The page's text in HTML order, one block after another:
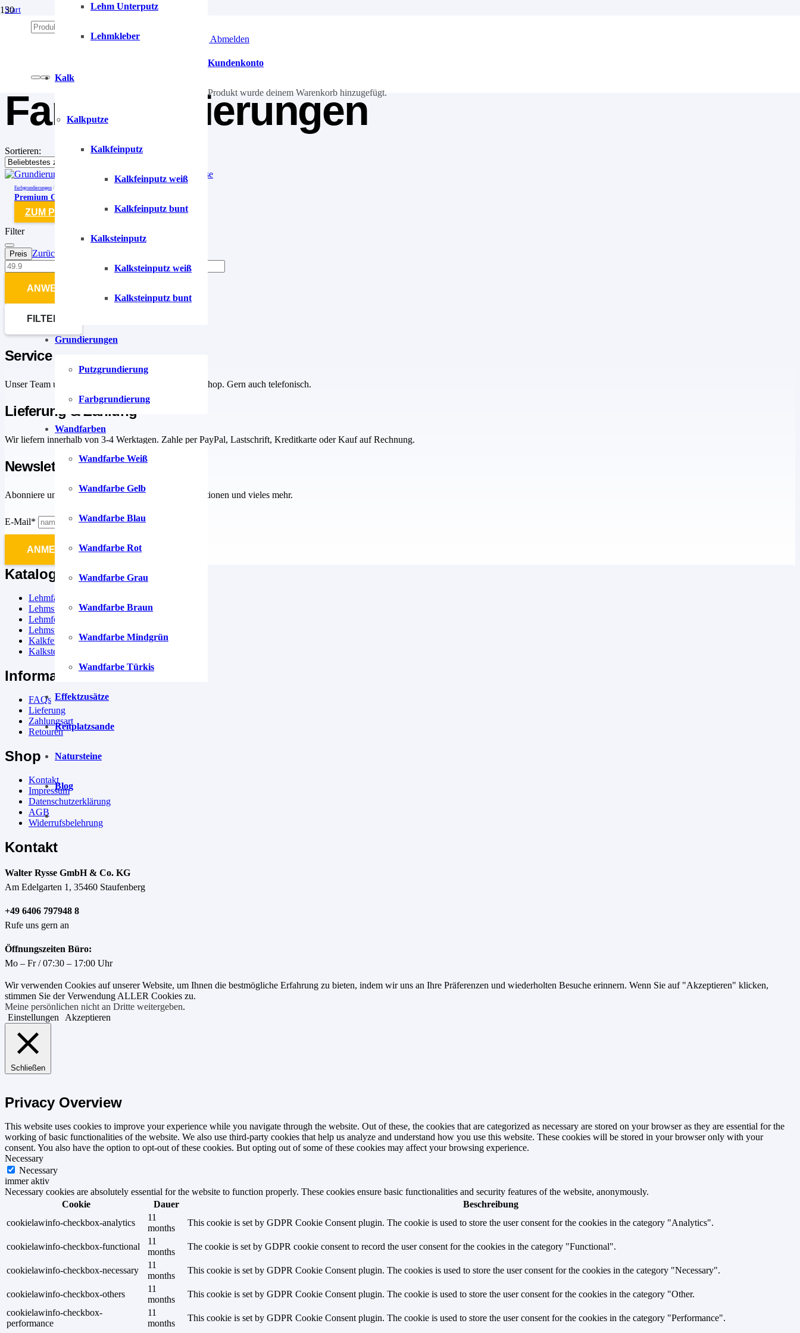
Anmelden | Abmelden
Lehm Unterputz
Lehmkleber
Kalk
Kalkputze
Kalkfeinputz
Kalkfeinputz weiß
Kalkfeinputz bunt
Kalksteinputz
Kalksteinputz weiß
Kalksteinputz bunt
Grundierungen
Putzgrundierung
Farbgrundierung
Wandfarben
Wandfarbe Weiß
Wandfarbe Gelb
Wandfarbe Blau
Wandfarbe Rot
Wandfarbe Grau
Wandfarbe Braun
Wandfarbe Mindgrün
Wandfarbe Türkis
Effektzusätze
Reitplatzsande
Natursteine
Blog
Kundenkonto
Produkt wurde deinem Warenkorb hinzugefügt.
Start
Grundierungen
Farbgrundierungen
Sortieren:
Farbgrundierungen /
Premium Grundierung Lehmfarbe
ZUM PRODUKT
Filter
Preis Zurücksetzen
ANWENDEN
FILTER
Service
Unser Team unterstütz dich bei Fragen rund um den Shop. Gern auch telefonisch.
Lieferung & Zahlung
Wir liefern innerhalb von 3-4 Werktagen. Zahle per PayPal, Lastschrift, Kreditkarte oder Kauf auf Rechnung.
Newsletter
Abonniere unseren Newsletter. Gutscheine, Sonderaktionen und vieles mehr.
E-Mail*
ANMELDEN
Katalog
Lehmfarbe
Lehmstreichputz
Lehmfeinputz
Lehmsteinputz
Kalkfeinputz
Kalksteinputz
Information
FAQs
Lieferung
Zahlungsart
Retouren
Shop
Kontakt
Impressum
Datenschutzerklärung
AGB
Widerrufsbelehrung
Kontakt
Walter Rysse GmbH & Co. KG
Am Edelgarten 1, 35460 Staufenberg
+49 6406 797948 8
Rufe uns gern an
Öffnungszeiten Büro:
Mo – Fr / 07:30 – 17:00 Uhr
Wir verwenden Cookies auf unserer Website, um Ihnen die bestmögliche Erfahrung zu bieten, indem wir uns an Ihre Präferenzen und wiederholten Besuche erinnern. Wenn Sie auf "Akzeptieren" klicken,
stimmen Sie der Verwendung ALLER Cookies zu.
Meine persönlichen nicht an Dritte weitergeben.
Einstellungen
Akzeptieren
Schließen
Privacy Overview
This website uses cookies to improve your experience while you navigate through the website. Out of these, the cookies that are categorized as necessary are stored on your browser as they are essential for the
working of basic functionalities of the website. We also use third-party cookies that help us analyze and understand how you use this website. These cookies will be stored in your browser only with your
consent. You also have the option to opt-out of these cookies. But opting out of some of these cookies may affect your browsing experience.
Necessary
Necessary
immer aktiv
Necessary cookies are absolutely essential for the website to function properly. These cookies ensure basic functionalities and security features of the website, anonymously.
Cookie
Dauer
Beschreibung
cookielawinfo-checkbox-analytics
11
months
This cookie is set by GDPR Cookie Consent plugin. The cookie is used to store the user consent for the cookies in the category "Analytics".
cookielawinfo-checkbox-functional
11
months
The cookie is set by GDPR cookie consent to record the user consent for the cookies in the category "Functional".
cookielawinfo-checkbox-necessary
11
months
This cookie is set by GDPR Cookie Consent plugin. The cookies is used to store the user consent for the cookies in the category "Necessary".
cookielawinfo-checkbox-others
11
months
This cookie is set by GDPR Cookie Consent plugin. The cookie is used to store the user consent for the cookies in the category "Other.
cookielawinfo-checkbox-
performance
11
months
This cookie is set by GDPR Cookie Consent plugin. The cookie is used to store the user consent for the cookies in the category "Performance".